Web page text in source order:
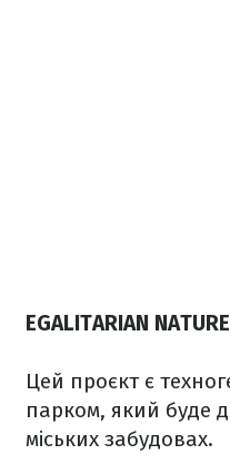
EGALITARIAN NATURE
Цей проєкт є
парком, який буде
міських забудовах.